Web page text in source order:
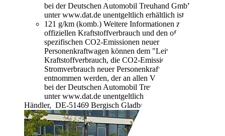
bei der Deutschen Automobil Treuhand GmbH
unter www.dat.de unentgeltlich erhältlich ist.
121 g/km (komb.) Weitere Informationen zum
offiziellen Kraftstoffverbrauch und den offiziellen
spezifischen CO2-Emissionen neuer
Personenkraftwagen können dem "Leitfaden über den
Kraftstoffverbrauch, die CO2-Emissionen und den
Stromverbrauch neuer Personenkraftwagen"
entnommen werden, der an allen Verkaufsstellen und
bei der Deutschen Automobil Treuhand GmbH
unter www.dat.de unentgeltlich erhältlich ist.
Händler, DE-51469 Bergisch Gladbach